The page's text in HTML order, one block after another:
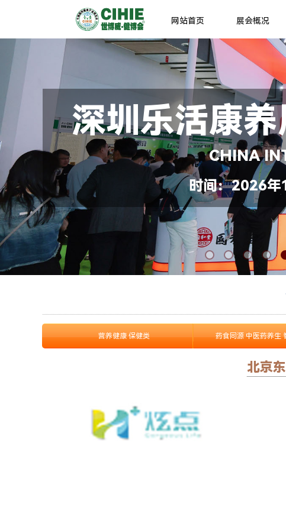
网站首页 展会概况
深圳乐活康
CHINA
时间：2026年
营养健康 保健类 药食同源 中医药养生
北京